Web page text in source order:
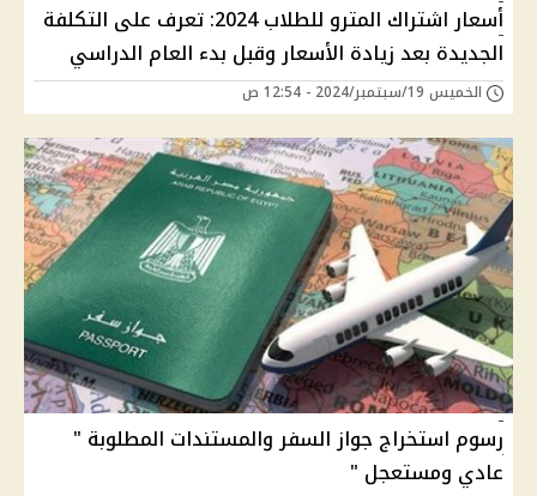
أسعار اشتراك المترو للطلاب 2024: تعرف على التكلفة
الجديدة بعد زيادة الأسعار وقبل بدء العام الدراسي
الخميس 19/سبتمبر/2024 - 12:54 ص
رسوم استخراج جواز السفر والمستندات المطلوبة "
عادي ومستعجل "